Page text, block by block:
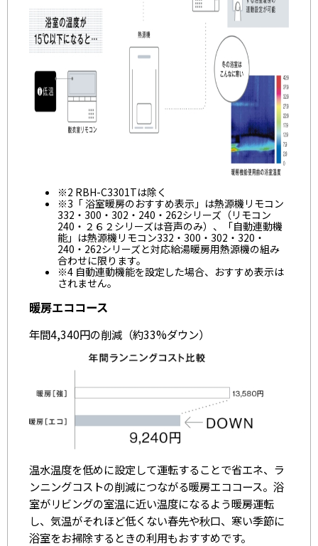
※2 RBH-C3301Tは除く
※3「 浴室暖房のおすすめ表示」は熱源機リモコン
332・300・302・240・262シリーズ（リモコン
240・２６２シリーズは音声のみ）、「自動連動機
能」は熱源機リモコン332・300・302・320・
240・262シリーズと対応給湯暖房用熱源機の組み
合わせに限ります。
※4 自動連動機能を設定した場合、おすすめ表示は
されません。
暖房エココース
年間4,340円の削減（約33%ダウン）
温水温度を低めに設定して運転することで省エネ、ラ
ンニングコストの削減につながる暖房エココース。浴
室がリビングの室温に近い温度になるよう暖房運転
し、気温がそれほど低くない春先や秋口、寒い季節に
浴室をお掃除するときの利用もおすすめです。